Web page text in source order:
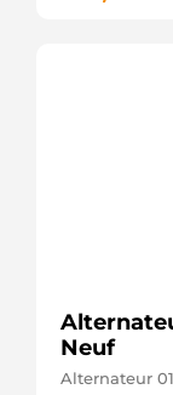
Neuf
Alternateur